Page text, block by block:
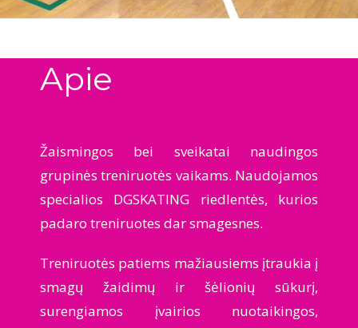
Apie
Žaismingos bei sveikatai naudingos
grupinės treniruotės vaikams. Naudojamos
specialios DGSKATING riedlentės, kurios
padaro treniruotes dar smagesnes.
Treniruotės patiems mažiausiems įtraukia į
smagų žaidimų ir šėlionių sūkurį,
surengiamos įvairios nuotaikingos,